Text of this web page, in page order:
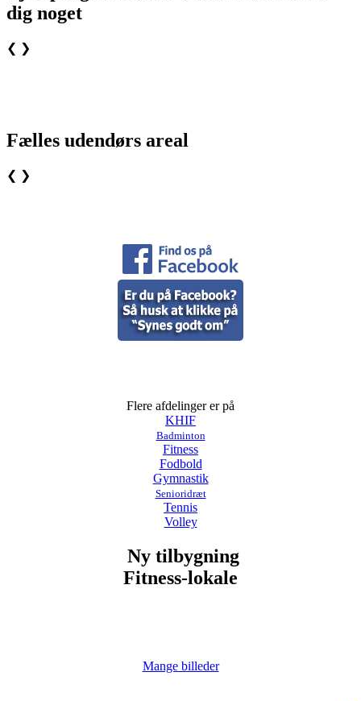
dig noget
❮ ❯
Fælles udendørs areal
❮ ❯
Flere afdelinger er på
KHIF
Badminton
Fitness
Fodbold
Gymnastik
Senioridræt
Tennis
Volley
Ny tilbygning
Fitness-lokale
Mange billeder